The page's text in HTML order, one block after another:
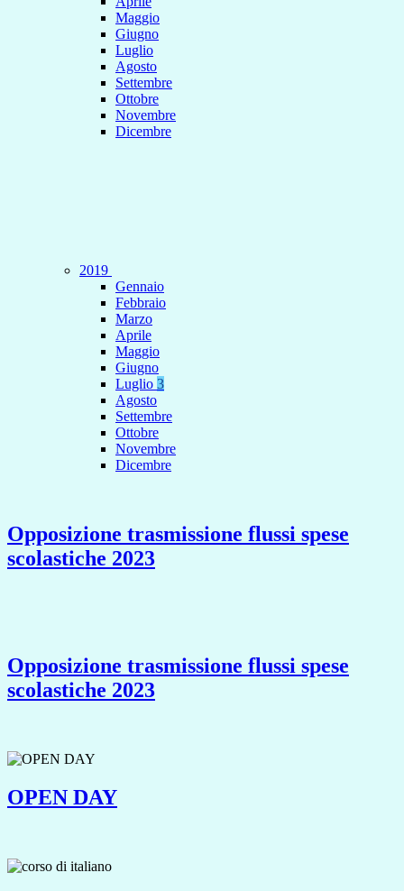
Maggio
Giugno
Luglio
Agosto
Settembre
Ottobre
Novembre
Dicembre
2019
Gennaio
Febbraio
Marzo
Aprile
Maggio
Giugno
Luglio 3
Agosto
Settembre
Ottobre
Novembre
Dicembre
Opposizione trasmissione flussi spese
scolastiche 2023
Opposizione trasmissione flussi spese
scolastiche 2023
OPEN DAY